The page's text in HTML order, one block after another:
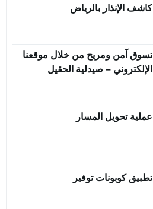
كاشف الإنذار بالرياض
تسوق آمن ومريح من خلال موقعنا
الإلكتروني – صيدلية الحقيل
عملية تحويل المسار
تطبيق كوبونات توفير